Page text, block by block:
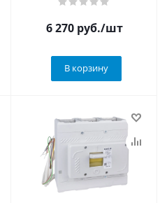
6 270руб./шт
В корзину